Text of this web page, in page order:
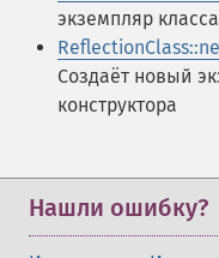
экземпляр
Создаёт новый
конструктора
Нашли ошибку?